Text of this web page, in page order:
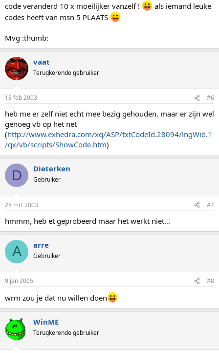
code veranderd 10 x moeilijker vanzelf !
als iemand leuke
codes heeft van msn 5 PLAATS
Mvg :thumb:
vaat
Terugkerende gebruiker
18 feb 2003 #6
heb me er zelf niet echt mee bezig gehouden, maar er zijn wel
genoeg vb op het net
(http://www.exhedra.com/xq/ASP/txtCodeId.28094/lngWid.1
/qx/vb/scripts/ShowCode.htm)
D Dieterken
Gebruiker
28 mrt 2003 #7
hmmm, heb et geprobeerd maar het werkt niet...
A arre
Gebruiker
9 jan 2005 #8
wrm zou je dat nu willen doen
WinME
Terugkerende gebruiker